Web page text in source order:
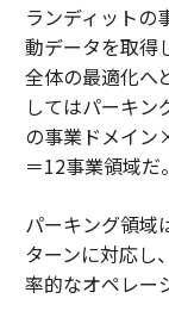
ランディットの
動データを取得
全体の最適化へ
してはパーキン
の事業ドメイ
＝12事業領域だ。
パーキング領域
ターンに対応し
率的なオペレー